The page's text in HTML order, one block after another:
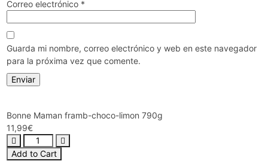
Correo electrónico *
Guarda mi nombre, correo electrónico y web en este navegador
para la próxima vez que comente.
Bonne Maman framb-choco-limon 790g
11,99€
Add to Cart